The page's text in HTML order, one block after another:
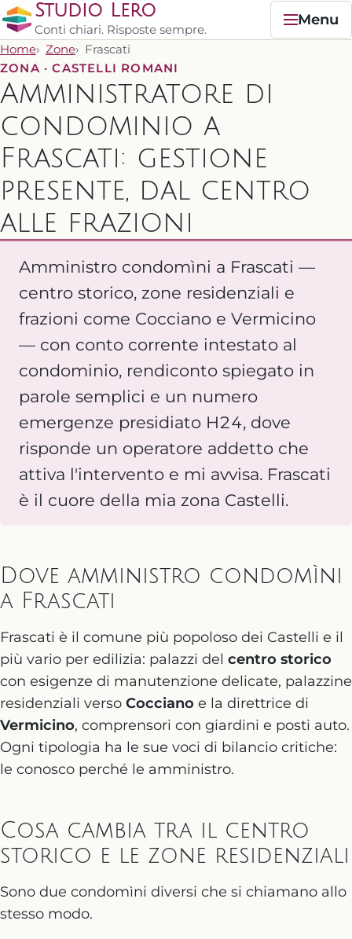
Studio Lero
Conti chiari. Risposte sempre.
Menu
Home Zone
Frascati
ZONA · CASTELLI ROMANI
Amministratore di
condominio a
Frascati: gestione
presente, dal centro
alle frazioni
Amministro condomìni a Frascati —
centro storico, zone residenziali e
frazioni come Cocciano e Vermicino
— con conto corrente intestato al
condominio, rendiconto spiegato in
parole semplici e un numero
emergenze presidiato H24, dove
risponde un operatore addetto che
attiva l'intervento e mi avvisa. Frascati
è il cuore della mia zona Castelli.
Dove amministro condomìni
a Frascati
Frascati è il comune più popoloso dei Castelli e il
più vario per edilizia: palazzi del centro storico
con esigenze di manutenzione delicate, palazzine
residenziali verso Cocciano e la direttrice di
Vermicino, comprensori con giardini e posti auto.
Ogni tipologia ha le sue voci di bilancio critiche:
le conosco perché le amministro.
Cosa cambia tra il centro
storico e le zone residenziali
Sono due condomìni diversi che si chiamano allo
stesso modo.